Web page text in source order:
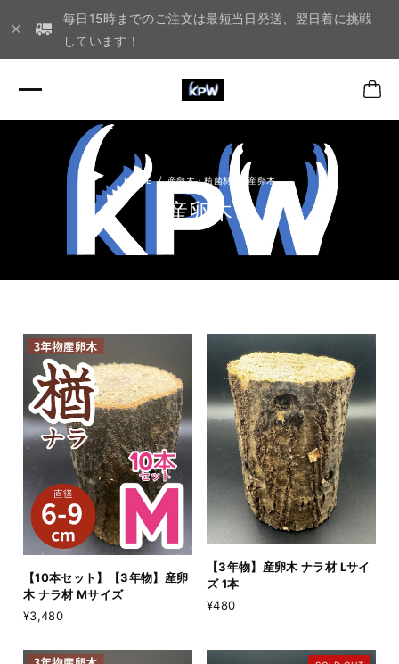
毎日15時までのご注文は最短当日発送、翌日着に挑戦
しています！
産卵木・植菌材 産卵木
産卵木
【10本セット】【3年物】産卵
木 ナラ材 Mサイズ
¥3,480
【3年物】産卵木 ナラ材 Lサイ
ズ 1本
¥480